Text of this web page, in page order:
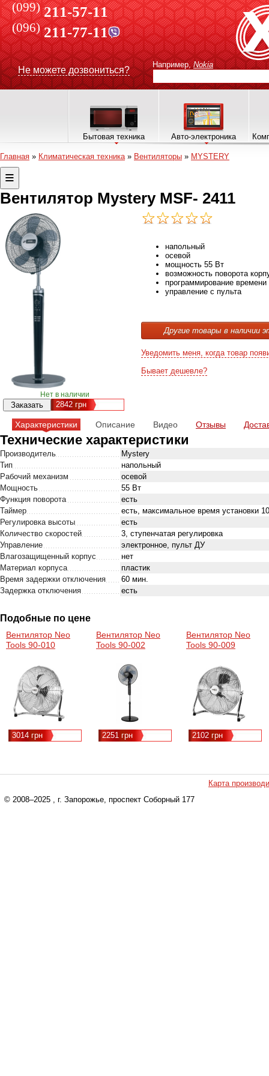
(099) 211-57-11
(096)211-77-11
Не можете дозвониться?
Например, Nokia
Бытовая техника Авто-электроника
Главная » Климатическая техника» Вентиляторы » MYSTERY
Вентилятор Mystery MSF- 2411
Нет в наличии
2842 грн
напольный
осевой
мощность 55 Вт
возможность поворота
программирование времени
управление с пульта
Другие товары в наличии
Уведомить меня, когда товар
Бывает дешевле?
Характеристики Описание Видео Отзывы
Технические характеристики
Производитель
Mystery
Тип
напольный
Рабочий механизм
осевой
Мощность
55 Вт
Функция поворота
есть
Таймер
есть, максимальное время установки
Регулировка высоты
есть
Количество скоростей
3, ступенчатая регулировка
Управление
электронное, пульт ДУ
Влагозащищенный корпус
нет
Материал корпуса
пластик
Время задержки отключения
60 мин.
Задержка отключения
есть
Подобные по цене
Вентилятор Neo
Tools 90-010
3014 грн
Вентилятор Neo
Tools 90-002
2251 грн
Вентилятор Neo
Tools 90-009
2102 грн
Карта
© 2008–2025 , г. Запорожье, проспект Соборный 177